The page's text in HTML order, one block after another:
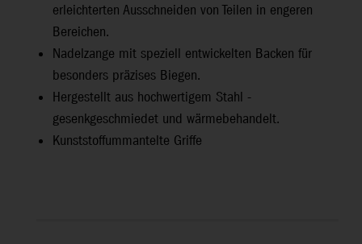
erleichterten Ausschneiden von Teilen in engeren
Bereichen.
Nadelzange mit speziell entwickelten Backen für
besonders präzises Biegen.
Hergestellt aus hochwertigem Stahl -
gesenkgeschmiedet und wärmebehandelt.
Kunststoffummantelte Griffe